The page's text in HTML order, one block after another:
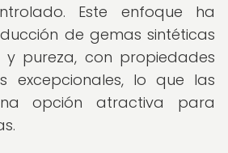
Este enfoque ha
de gemas sintéticas
pureza, con propiedades
excepcionales, lo que las
opción atractiva para